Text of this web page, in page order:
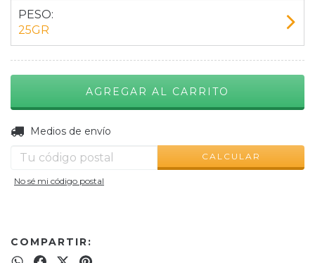
PESO:
25GR
Entregas para el CP:
Medios de envío
CALCULAR
No sé mi código postal
COMPARTIR: